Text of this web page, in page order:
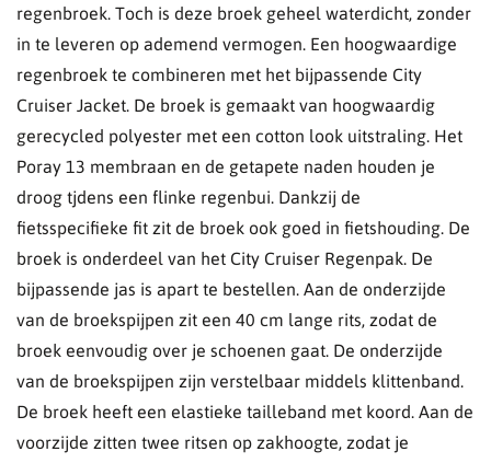
regenbroek. Toch is deze broek geheel waterdicht, zonder
in te leveren op ademend vermogen. Een hoogwaardige
regenbroek te combineren met het bijpassende City
Cruiser Jacket. De broek is gemaakt van hoogwaardig
gerecycled polyester met een cotton look uitstraling. Het
Poray 13 membraan en de getapete naden houden je
droog tjdens een flinke regenbui. Dankzij de
fietsspecifieke fit zit de broek ook goed in fietshouding. De
broek is onderdeel van het City Cruiser Regenpak. De
bijpassende jas is apart te bestellen. Aan de onderzijde
van de broekspijpen zit een 40 cm lange rits, zodat de
broek eenvoudig over je schoenen gaat. De onderzijde
van de broekspijpen zijn verstelbaar middels klittenband.
De broek heeft een elastieke tailleband met koord. Aan de
voorzijde zitten twee ritsen op zakhoogte, zodat je